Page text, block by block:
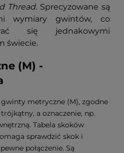
Thread. Sprecyzowane są
wymiary gwintów, co
się jednakowymi
świecie.
(M) -
metryczne (M), zgodne
a oznaczenie, np.
Tabela skoków
sprawdzić skok i
połączenie. Są